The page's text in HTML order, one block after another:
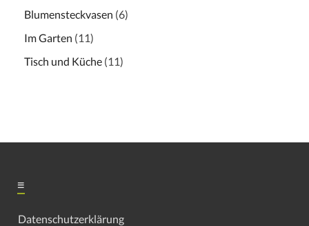
Blumensteckvasen (6)
Im Garten (11)
Tisch und Küche (11)
≡
Datenschutzerklärung